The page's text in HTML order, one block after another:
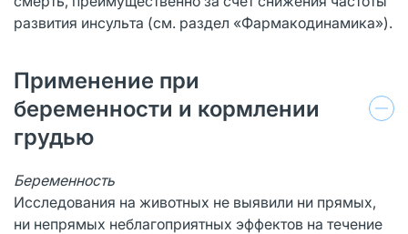
развития инсульта (см. раздел «Фармакодинамика»).
Применение при
беременности и кормлении
грудью
Беременность
Исследования на животных не выявили ни прямых,
ни непрямых неблагоприятных эффектов на течение